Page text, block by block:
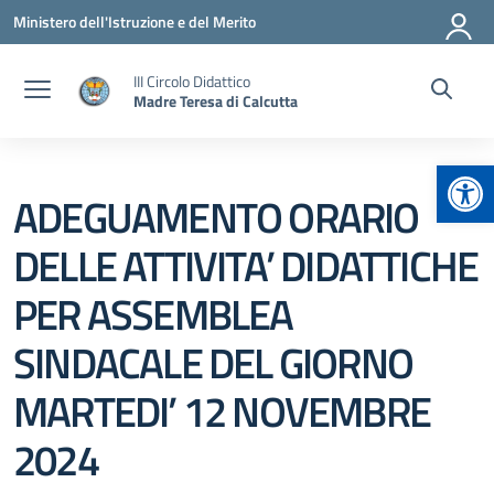
Vai ai contenuti
Vai al menu di navigazione
Vai al footer
Ministero dell'Istruzione e del Merito
III Circolo Didattico
Madre Teresa di Calcutta
ADEGUAMENTO ORARIO
DELLE ATTIVITA’ DIDATTICHE
PER ASSEMBLEA
SINDACALE DEL GIORNO
MARTEDI’ 12 NOVEMBRE
2024